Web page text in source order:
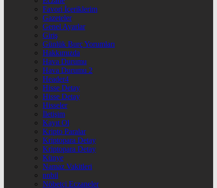
Favori İçeriklerim
Gazeteler
Genel Ayarlar
Giriş
Günlük Burç Yorumları
Hakkımızda
Hava Durumu
Hava Durumu 2
Header4
Hisse Detay
Hisse Detay
Hisseler
İletişim
Kayıt Ol
Kripto Paralar
Kriptopara Detay
Kriptopara Detay
Künye
Namaz Vakitleri
nnbil
Nöbetçi Eczaneler